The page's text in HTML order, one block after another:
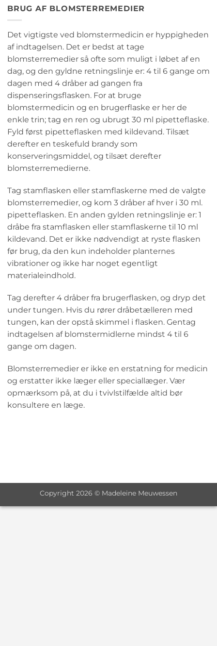
BRUG AF BLOMSTERREMEDIER
Det vigtigste ved blomstermedicin er hyppigheden
af indtagelsen. Det er bedst at tage
blomsterremedier så ofte som muligt i løbet af en
dag, og den gyldne retningslinje er: 4 til 6 gange om
dagen med 4 dråber ad gangen fra
dispenseringsflasken. For at bruge
blomstermedicin og en brugerflaske er her de
enkle trin; tag en ren og ubrugt 30 ml pipetteflaske.
Fyld først pipetteflasken med kildevand. Tilsæt
derefter en teskefuld brandy som
konserveringsmiddel, og tilsæt derefter
blomsterremedierne.
Tag stamflasken eller stamflaskerne med de valgte
blomsterremedier, og kom 3 dråber af hver i 30 ml.
pipetteflasken. En anden gylden retningslinje er: 1
dråbe fra stamflasken eller stamflaskerne til 10 ml
kildevand. Det er ikke nødvendigt at ryste flasken
før brug, da den kun indeholder planternes
vibrationer og ikke har noget egentligt
materialeindhold.
Tag derefter 4 dråber fra brugerflasken, og dryp det
under tungen. Hvis du rører dråbetælleren med
tungen, kan der opstå skimmel i flasken. Gentag
indtagelsen af blomstermidlerne mindst 4 til 6
gange om dagen.
Blomsterremedier er ikke en erstatning for medicin
og erstatter ikke læger eller speciallæger. Vær
opmærksom på, at du i tvivlstilfælde altid bør
konsultere en læge.
Copyright 2026 © Madeleine Meuwessen